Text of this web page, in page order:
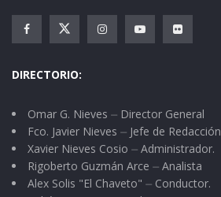
DIRECTORIO:
Omar G. Nieves ⏤ Director General
Fco. Javier Nieves ⏤ Jefe de Redacción
Xavier Nieves Cosio ⏤ Administrador.
Rigoberto Guzmán Arce ⏤ Analista
Alex Solis "El Chaveto" ⏤ Conductor.